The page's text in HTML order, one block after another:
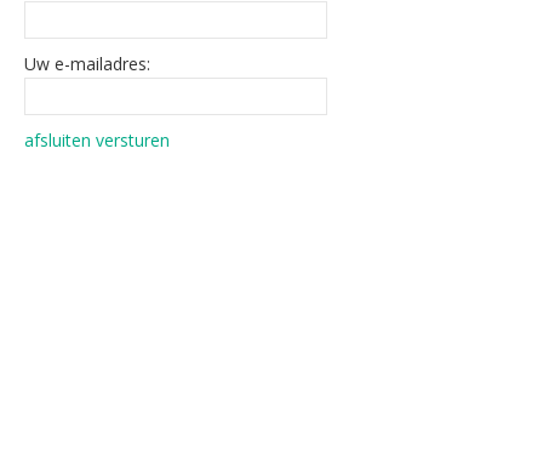
Uw e-mailadres:
afsluiten versturen